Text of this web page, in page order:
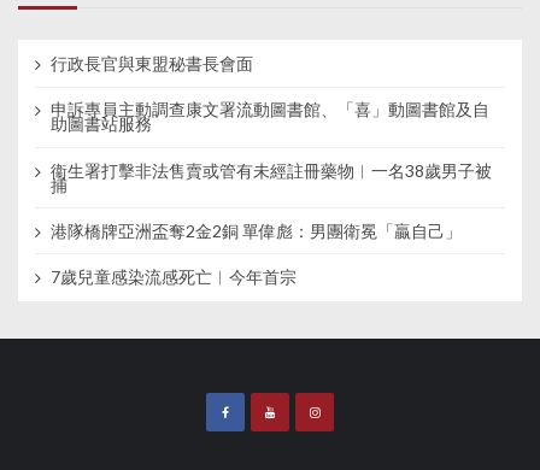
行政長官與東盟秘書長會面
申訴專員主動調查康文署流動圖書館、「喜」動圖書館及自
助圖書站服務
衞生署打擊非法售賣或管有未經註冊藥物︱一名38歲男子被
捕
港隊橋牌亞洲盃奪2金2銅 單偉彪：男團衛冕「贏自己」
7歲兒童感染流感死亡︱今年首宗